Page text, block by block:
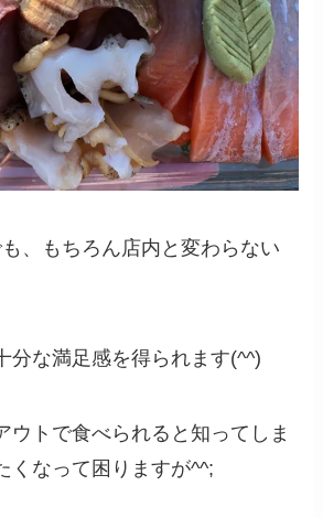
、もちろん店内と変わらない
分な満足感を得られます(^^)
ウトで食べられると知ってしま
くなって困りますが^^;